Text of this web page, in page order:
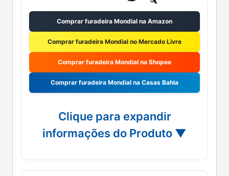
Comprar furadeira Mondial na Amazon
Comprar furadeira Mondial no Mercado Livre
Comprar furadeira Mondial na Shopee
Comprar furadeira Mondial na Casas Bahia
Clique para expandir
informações do Produto ▼